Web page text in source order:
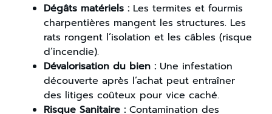
Dégâts matériels : Les termites et fourmis
charpentières mangent les structures. Les
rats rongent l’isolation et les câbles (risque
d’incendie).
Dévalorisation du bien : Une infestation
découverte après l’achat peut entraîner
des litiges coûteux pour vice caché.
Risque Sanitaire : Contamination des